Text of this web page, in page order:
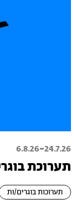
24.7.26
-
6.8.26
תערוכת
תערוכות בוגרים/ות